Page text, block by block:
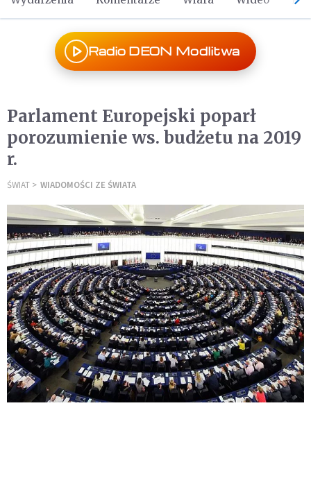
Radio DEON Modlitwa
Parlament Europejski poparł
porozumienie ws. budżetu na 2019
r.
ŚWIAT WIADOMOŚCI ZE ŚWIATA